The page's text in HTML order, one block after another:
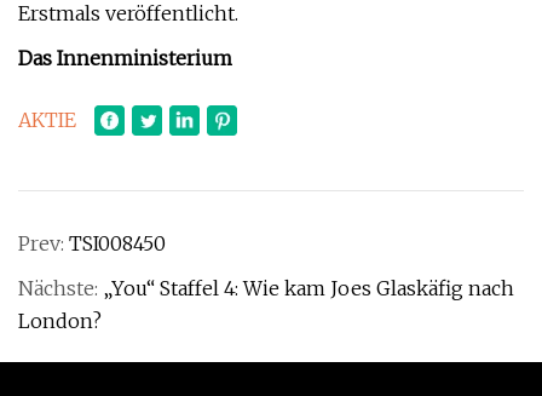
Erstmals veröffentlicht.
Das Innenministerium
AKTIE
Prev: TSI008450
Nächste: „You“ Staffel 4: Wie kam Joes Glaskäfig nach
London?